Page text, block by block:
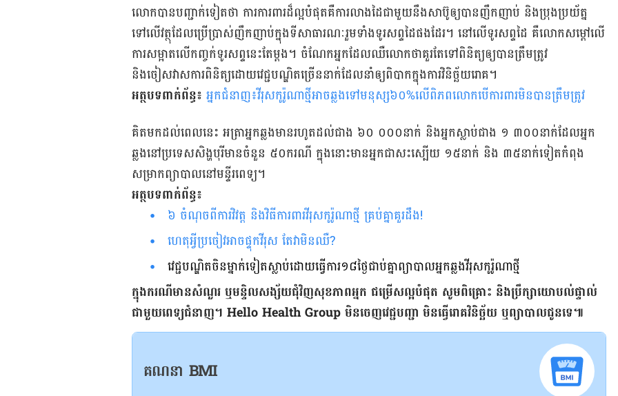
លោកបានបញ្ជាក់ទៀតថា ការការពារដ៏ល្អបំផុតគឺការលាងដៃជាមួយនឹង​សាប៊ូឲ្យបានញឹកញាប់ និងប្រុងប្រយ័ត្ន
ទៅលើវត្ថុដែលប្រើប្រាស់ញឹកញាប់ក្នុងទីសាធារណៈ​​រួមទាំងទូរសព្ទដៃផងដែរ។ នៅ​លើ​ទូរសព្ទ​ដៃ គឺ​លោក​សម្ដៅលើ​
ការសម្អាត​លើកញ្ចក់ទូរសព្ទនេះតែម្ដង​។​ ចំណែក​អ្នកដែលឈឺលោកថា​គួរតែទៅពិនិត្យឲ្យបានត្រឹមត្រូវ
និងចៀសវាសការពិនិត្យដោយវេជ្ជបណ្ឌិតច្រើននាក់ដែលនាំឲ្យពិបាកក្នុងការវិនិច្ឆ័យរោគ។
អត្ថបទពាក់ព័ន្ធ៖ អ្នកជំនាញ៖វីរុសកូរ៉ូណាថ្មីអាចឆ្លងទៅមនុស្ស​៦០%លើពិភព​លោក​បើការពារមិនបាន​ត្រឹម​ត្រូវ
គិតមកដល់ពេលនេះ អត្រាអ្នកឆ្លងមានរហូតដល់ជាង​ ៦០ ០០០នាក់ និងអ្នកស្លាប់ជាង ១​ ៣០០នាក់​ដែលអ្នក
ឆ្លងនៅប្រទេសសិង្ហបុរីមានចំនួន ៥០ករណី ក្នុងនោះមានអ្នកជាសះស្បើយ ១៥នាក់ និង ៣៥នាក់ទៀតកំពុង
សម្រាកព្យាបាលនៅមន្ទីរពេទ្យ។
អត្ថបទពាក់ព័ន្ធ៖
៦ ​ចំណុចពីការវិវត្ត និងវិធីការពារវីរុស​កូរ៉ូណាថ្មី គ្រប់គ្នាគួរដឹង!
ហេតុ​អ្វីប្រចៀវអាចផ្ទុកវីរុស តែ​វា​មិន​ឈឺ?
វេជ្ជបណ្ឌិតចិនម្នាក់ទៀតស្លាប់ដោយធ្វើការ​១៨ថ្ងៃជាប់គ្នាព្យាបាលអ្នកឆ្លងវីរុសកូរ៉ូណាថ្មី
ក្នុង​ករណី​មាន​សំណួរ ឬ​មន្ទិលសង្ស័យ​ជុំវិញ​សុខភាព​អ្នក ជម្រើស​ល្អ​បំផុត សូម​ពិគ្រោះ និង​ប្រឹក្សា​យោបល់​ផ្ទាល់​
ជាមួយ​ពេទ្យ​ជំនាញ។ Hello Health Group មិន​ចេញ​វេជ្ជបញ្ជា មិន​ធ្វើ​រោគវិនិច្ឆ័យ ឬ​ព្យាបាល​ជូន​ទេ៕
គណនា BMI